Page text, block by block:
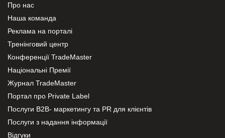
Про нас
Наша команда
Реклама на порталі
Тренінговий центр
Конференції TradeMaster
Національні Премії
Журнал TradeMaster
Портал про Private Label
Послуги В2В- маркетингу та PR для клієнтів
Послуги з надання інформації
Відгуки